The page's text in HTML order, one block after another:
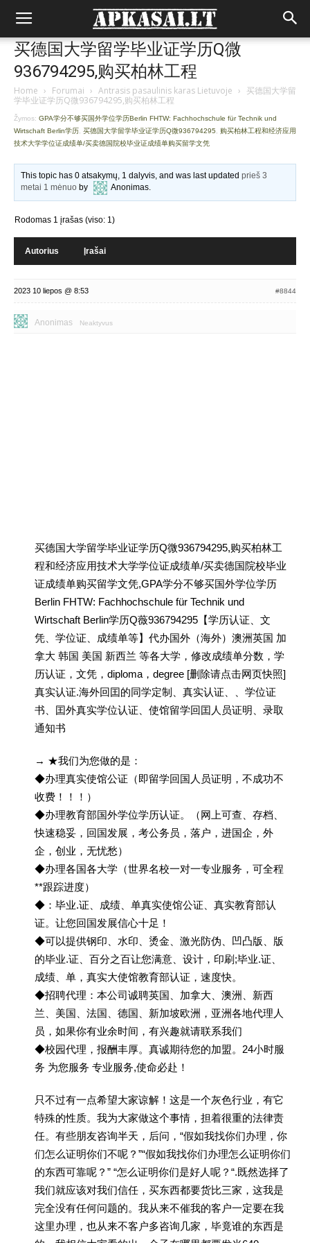
买德国大学留学毕业证学历Q微
936794295,购买柏林工程
Home › Forumai › Antrasis pasaulinis karas Lietuvoje › 买德国大学留
学毕业证学历Q微936794295,购买柏林工程
Žymos: GPA学分不够买国外学位学历Berlin FHTW: Fachhochschule für Technik und
Wirtschaft Berlin学历 买德国大学留学毕业证学历Q微936794295
购买柏林工程和经济应用
技术大学学位证成绩单/买卖德国院校毕业证成绩单购买留学文凭
This topic has 0 atsakymų, 1 dalyvis, and was last updatedprieš 3
metai 1 mėnuo by Anonimas.
Rodomas 1 įrašas (viso: 1)
Autorius Įrašai
2023 10 liepos @ 8:53 #8844
Anonimas Neaktyvus
买德国大学留学毕业证学历Q微936794295,购买柏林工
程和经济应用技术大学学位证成绩单/买卖德国院校毕业
证成绩单购买留学文凭,GPA学分不够买国外学位学历
Berlin FHTW: Fachhochschule für Technik und
Wirtschaft Berlin学历Q薇936794295【学历认证、文
凭、学位证、成绩单等】代办国外（海外）澳洲英国 加
拿大 韩国 美国 新西兰 等各大学，修改成绩单分数，学
历认证，文凭，diploma，degree [删除请点击网页快照]
真实认证.海外回囯的同学定制、真实认证、、学位证
书、囯外真实学位认证、使馆留学回囯人员证明、录取
通知书
→ ★我们为您做的是：
◆办理真实使馆公证（即留学回国人员证明，不成功不
收费！！！）
◆办理教育部国外学位学历认证。（网上可查、存档、
快速稳妥，回国发展，考公务员，落户，进国企，外
企，创业，无忧愁）
◆办理各国各大学（世界名校一对一专业服务，可全程
**跟踪进度）
◆：毕业.证、成绩、单真实使馆公证、真实教育部认
证。让您回国发展信心十足！
◆可以提供钢印、水印、烫金、激光防伪、凹凸版、版
的毕业.证、百分之百让您满意、设计，印刷;毕业.证、
成绩、单，真实大使馆教育部认证，速度快。
◆招聘代理：本公司诚聘英国、加拿大、澳洲、新西
兰、美国、法国、德国、新加坡欧洲，亚洲各地代理人
员，如果你有业余时间，有兴趣就请联系我们
◆校园代理，报酬丰厚。真诚期待您的加盟。24小时服
务 为您服务 专业服务,使命必赴！
只不过有一点希望大家谅解！这是一个灰色行业，有它
特殊的性质。我为大家做这个事情，担着很重的法律责
任。有些朋友咨询半天，后问，“假如我找你们办理，你
们怎么证明你们不呢？”“假如我找你们办理怎么证明你们
的东西可靠呢？” “怎么证明你们是好人呢？“.既然选择了
我们就应该对我们信任，买东西都要货比三家，这我是
完全没有任何问题的。我从来不催我的客户一定要在我
这里办理，也从来不客户多咨询几家，毕竟谁的东西是